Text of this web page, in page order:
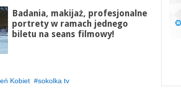
Badania, makijaż, profesjonalne
portrety w ramach jednego
biletu na seans filmowy!
Kobiet
sokolka tv